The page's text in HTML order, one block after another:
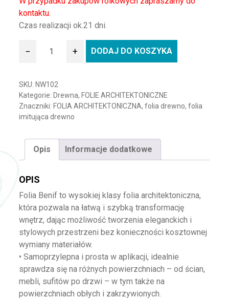
kontaktu.
Czas realizacji ok.21 dni.
ilość Folia architektoniczna BENIF NW102
− + DODAJ DO KOSZYKA
SKU: NW102
Kategorie: Drewna, FOLIE ARCHITEKTONICZNE
Znaczniki: FOLIA ARCHITEKTONICZNA,folia drewno,folia
imitująca drewno
Opis Informacje dodatkowe
OPIS
Folia Benif to wysokiej klasy folia architektoniczna,
która pozwala na łatwą i szybką transformację
wnętrz, dając możliwość tworzenia eleganckich i
stylowych przestrzeni bez konieczności kosztownej
wymiany materiałów.
• Samoprzylepna i prosta w aplikacji, idealnie
sprawdza się na różnych powierzchniach – od ścian,
mebli, sufitów po drzwi – w tym także na
powierzchniach obłych i zakrzywionych.